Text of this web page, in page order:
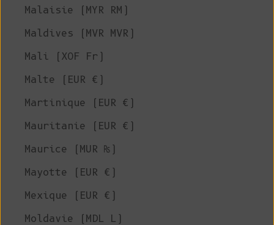
Malaisie (MYR RM)
Maldives (MVR MVR)
Mali (XOF Fr)
Malte (EUR €)
Martinique (EUR €)
Mauritanie (EUR €)
Maurice (MUR ₨)
Mayotte (EUR €)
Mexique (EUR €)
Moldavie (MDL L)